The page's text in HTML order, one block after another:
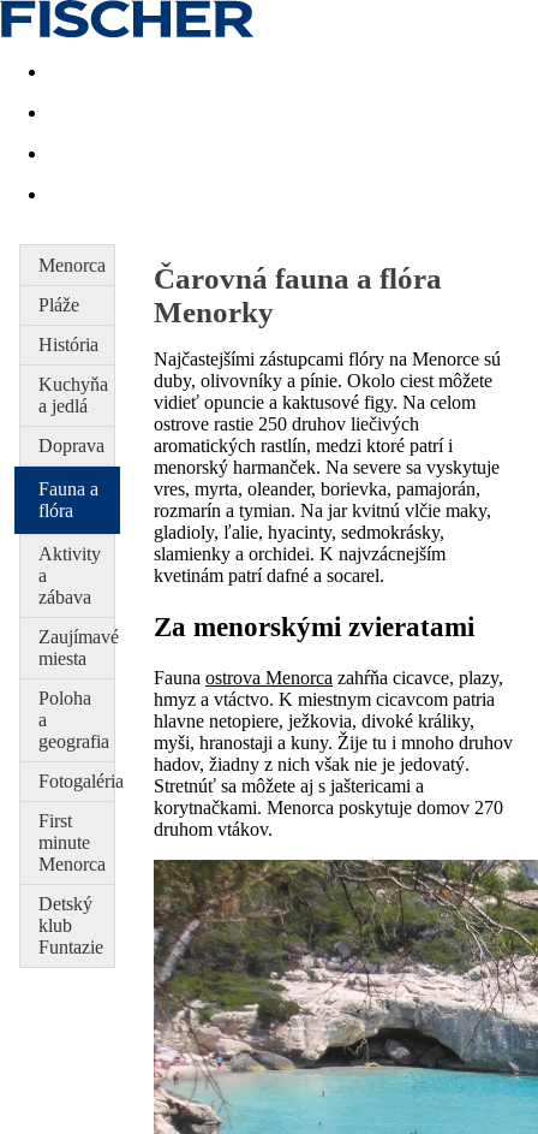
Last minute Dovolenkové kluby
Menorca
Pláže
História
Kuchyňa
a jedlá
Doprava
Fauna a
flóra
Aktivity
a
zábava
Zaujímavé
miesta
Poloha
a
geografia
Fotogaléria
First
minute
Menorca
Detský
klub
Funtazie
Čarovná fauna a flóra
Menorky
Najčastejšími zástupcami flóry na Menorce sú
duby, olivovníky a pínie. Okolo ciest môžete
vidieť opuncie a kaktusové figy. Na celom
ostrove rastie 250 druhov liečivých
aromatických rastlín, medzi ktoré patrí i
menorský harmanček. Na severe sa vyskytuje
vres, myrta, oleander, borievka, pamajorán,
rozmarín a tymian. Na jar kvitnú vlčie maky,
gladioly, ľalie, hyacinty, sedmokrásky,
slamienky a orchidei. K najvzácnejším
kvetinám patrí dafné a socarel.
Za menorskými zvieratami
Fauna ostrova Menorca zahŕňa cicavce, plazy,
hmyz a vtáctvo. K miestnym cicavcom patria
hlavne netopiere, ježkovia, divoké králiky,
myši, hranostaji a kuny. Žije tu i mnoho druhov
hadov, žiadny z nich však nie je jedovatý.
Stretnúť sa môžete aj s jaštericami a
korytnačkami. Menorca poskytuje domov 270
druhom vtákov.